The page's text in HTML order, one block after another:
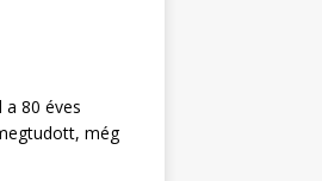
80 éves
még